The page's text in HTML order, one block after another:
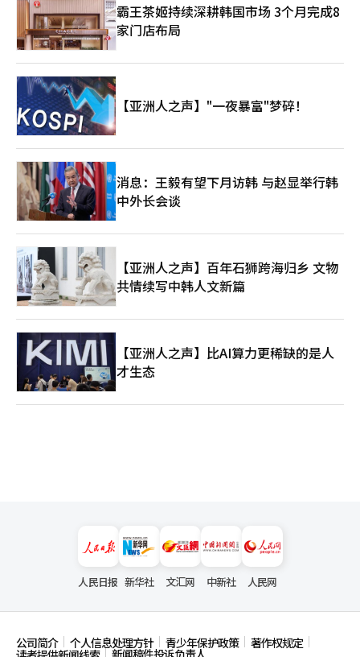
霸王茶姬持续深耕韩国市场 3个月完成8
家门店布局
【亚洲人之声】"一夜暴富"梦碎！
消息：王毅有望下月访韩 与赵显举行韩
中外长会谈
【亚洲人之声】百年石狮跨海归乡 文物
共情续写中韩人文新篇
【亚洲人之声】比AI算力更稀缺的是人
才生态
人民日报 新华社 文汇网 中新社 人民网
公司简介 个人信息处理方针 青少年保护政策 著作权规定
新闻稿件投诉负责人